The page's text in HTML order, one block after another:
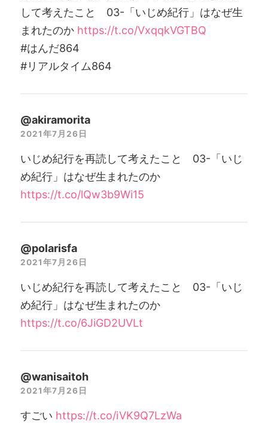
して考えたこと 03-「いじめ紀行」はなぜ生
まれたのか https://t.co/VxqqkVGTBQ
#はんだ864
#リアルタイム864
@akiramorita
2021年7月26日
いじめ紀行を再読して考えたこと 03-「いじ
め紀行」はなぜ生まれたのか
https://t.co/lQw3b9Wi15
@polarisfa
2021年7月26日
いじめ紀行を再読して考えたこと 03-「いじ
め紀行」はなぜ生まれたのか
https://t.co/6JiGD2UVLt
@wanisaitoh
2021年7月26日
すごい https://t.co/iVK9Q7LzWa